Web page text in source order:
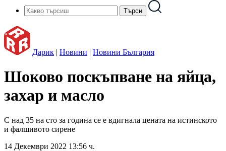
Дарик | Новини | Новини България
Шоково поскъпване на яйца,
захар и масло
С над 35 на сто за година се е вдигнала цената на истинското
и фалшивото сирене
14 Декември 2022 13:56 ч.